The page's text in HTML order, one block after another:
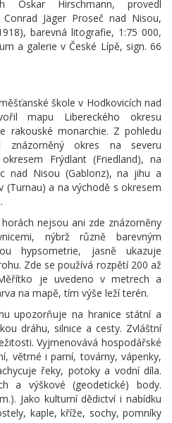
Oskar Hirschmann, provedl
Jäger Proseč nad Nisou,
barevná litografie, 1:75 000,
a galerie v České Lípě, sign. 66
škole v Hodkovicích nad
mapu Libereckého okresu
rakouské monarchie. Z pohledu
znázorněný okres na severu
Frýdlant (Friedland), na
nad Nisou (Gablonz), na jihu a
(Turnau) a na východě s okresem
nejsou ani zde znázorněny
nýbrž různě barevným
hypsometrie, jasně ukazuje
Zde se používá rozpětí 200 až
je uvedeno v metrech a
na mapě, tím výše leží terén.
upozorňuje na hranice státní a
dráhu, silnice a cesty. Zvláštní
Vyjmenovává hospodářské
větrné i parní, továrny, vápenky,
řeky, potoky a vodní díla.
a výškové (geodetické) body.
Jako kulturní dědictví i nabídku
kaple, kříže, sochy, pomníky